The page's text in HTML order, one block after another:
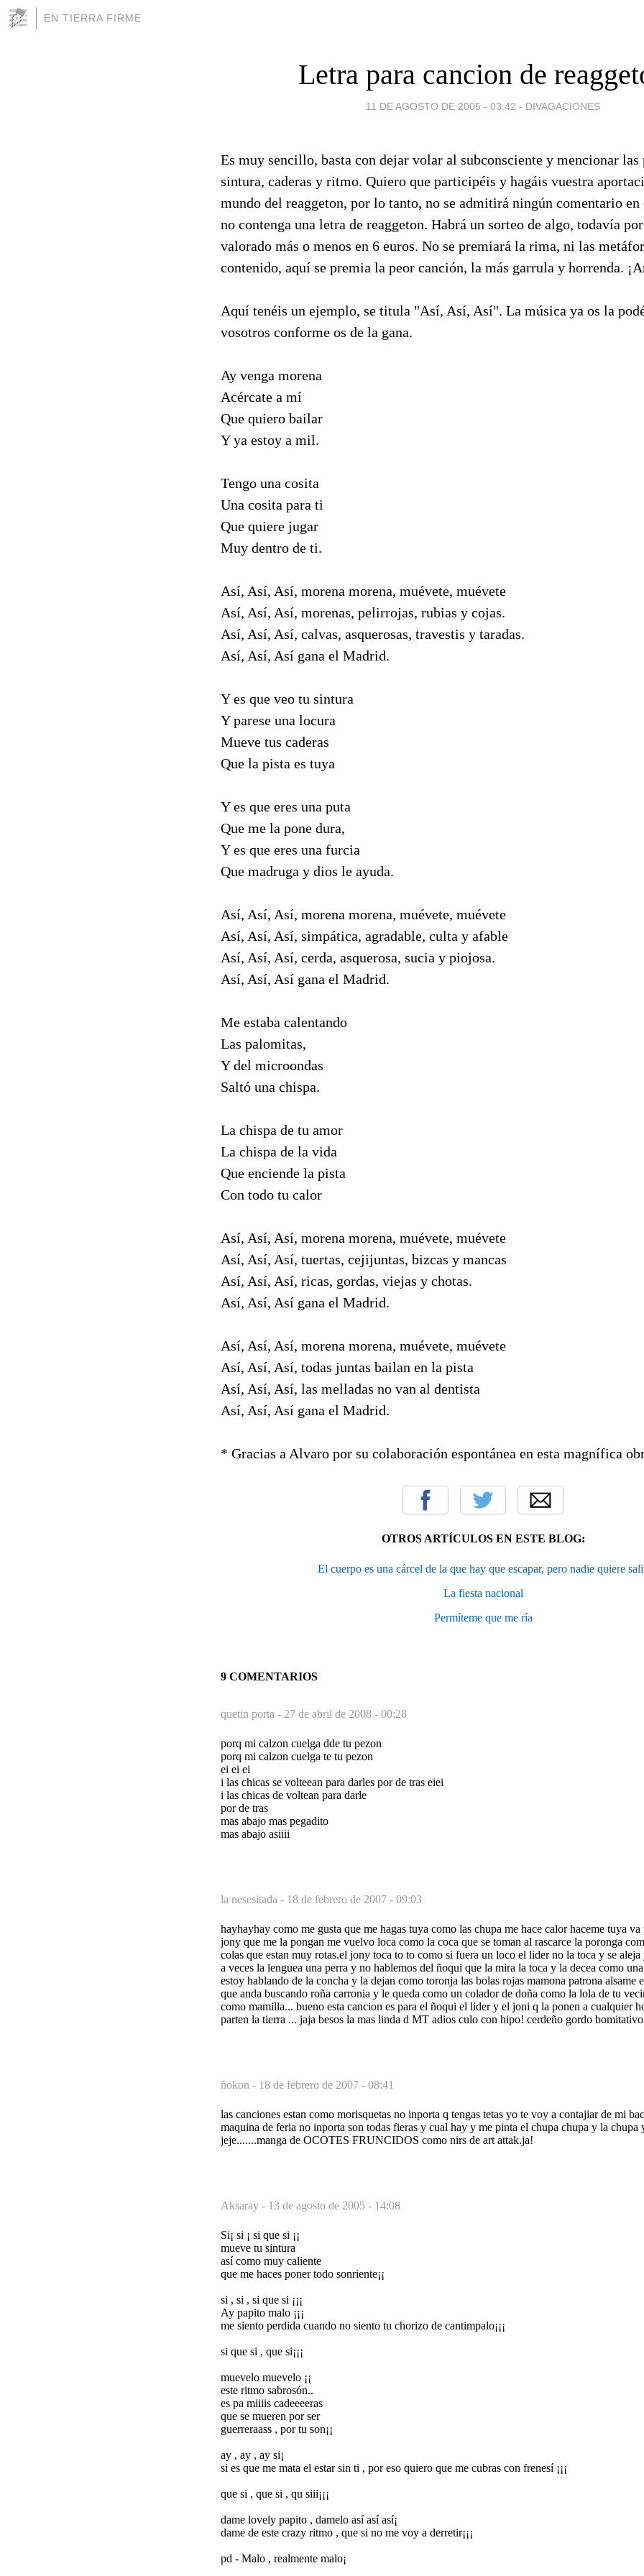
EN TIERRA FIRME
Letra para cancion de
11 DE AGOSTO DE 2005 - 03:42 - DIVAGACIONES
Es muy sencillo, basta con dejar volar al subconsciente y mencionar las
sintura, caderas y ritmo. Quiero que participéis y hagáis vuestra
mundo del reaggeton, por lo tanto, no se admitirá ningún comentario
no contenga una letra de reaggeton. Habrá un sorteo de algo, todavía
valorado más o menos en 6 euros. No se premiará la rima, ni las
contenido, aquí se premia la peor canción, la más garrula y horrenda.
Aquí tenéis un ejemplo, se titula "Así, Así, Así". La música ya os la
vosotros conforme os de la gana.
Ay venga morena
Acércate a mí
Que quiero bailar
Y ya estoy a mil.
Tengo una cosita
Una cosita para ti
Que quiere jugar
Muy dentro de ti.
Así, Así, Así, morena morena, muévete, muévete
Así, Así, Así, morenas, pelirrojas, rubias y cojas.
Así, Así, Así, calvas, asquerosas, travestis y taradas.
Así, Así, Así gana el Madrid.
Y es que veo tu sintura
Y parese una locura
Mueve tus caderas
Que la pista es tuya
Y es que eres una puta
Que me la pone dura,
Y es que eres una furcia
Que madruga y dios le ayuda.
Así, Así, Así, morena morena, muévete, muévete
Así, Así, Así, simpática, agradable, culta y afable
Así, Así, Así, cerda, asquerosa, sucia y piojosa.
Así, Así, Así gana el Madrid.
Me estaba calentando
Las palomitas,
Y del microondas
Saltó una chispa.
La chispa de tu amor
La chispa de la vida
Que enciende la pista
Con todo tu calor
Así, Así, Así, morena morena, muévete, muévete
Así, Así, Así, tuertas, cejijuntas, bizcas y mancas
Así, Así, Así, ricas, gordas, viejas y chotas.
Así, Así, Así gana el Madrid.
Así, Así, Así, morena morena, muévete, muévete
Así, Así, Así, todas juntas bailan en la pista
Así, Así, Así, las melladas no van al dentista
Así, Así, Así gana el Madrid.
* Gracias a Alvaro por su colaboración espontánea en esta magnífica
OTROS ARTÍCULOS EN ESTE BLOG:
El cuerpo es una cárcel de la que hay que escapar, pero nadie quiere
La fiesta nacional
Permíteme que me ría
9 COMENTARIOS
quetin porta - 27 de abril de 2008 - 00:28
porq mi calzon cuelga dde tu pezon
porq mi calzon cuelga te tu pezon
ei ei ei
i las chicas se volteean para darles por de tras eiei
i las chicas de voltean para darle
por de tras
mas abajo mas pegadito
mas abajo asiiii
la nesesitada - 18 de febrero de 2007 - 09:03
hayhayhay como me gusta que me hagas tuya como las chupa me hace calor haceme tuya
jony que me la pongan me vuelvo loca como la coca que se toman al rascarce la poronga
colas que estan muy rotas.el jony toca to to como si fuera un loco el lider no la toca y se
a veces la lenguea una perra y no hablemos del ñoqui que la mira la toca y la decea como
estoy hablando de la concha y la dejan como toronja las bolas rojas mamona patrona alsame
que anda buscando roña carronia y le queda como un colador de doña como la lola de tu
como mamilla... bueno esta cancion es para el ñoqui el lider y el joni q la ponen a cualquier
parten la tierra ... jaja besos la mas linda d MT adios culo con hipo! cerdeño gordo
ñokon - 18 de febrero de 2007 - 08:41
las canciones estan como morisquetas no inporta q tengas tetas yo te voy a contajiar de mi
maquina de feria no inporta son todas fieras y cual hay y me pinta el chupa chupa y la chupa
jeje.......manga de OCOTES FRUNCIDOS como nirs de art attak.ja!
Aksaray - 13 de agosto de 2005 - 14:08
Si¡ si ¡ si que si ¡¡
mueve tu sintura
así como muy caliente
que me haces poner todo sonriente¡¡
si , si , si que si ¡¡¡
Ay papito malo ¡¡¡
me siento perdida cuando no siento tu chorizo de cantimpalo¡¡¡
si que si , que si¡¡¡
muevelo muevelo ¡¡
este ritmo sabrosón..
es pa miiiis cadeeeeras
que se mueren por ser
guerreraass , por tu son¡¡
ay , ay , ay si¡
si es que me mata el estar sin ti , por eso quiero que me cubras con frenesí ¡¡¡
que si , que si , qu siii¡¡¡
dame lovely papito , damelo así así así¡
dame de este crazy ritmo , que si no me voy a derretir¡¡¡
pd - Malo , realmente malo¡